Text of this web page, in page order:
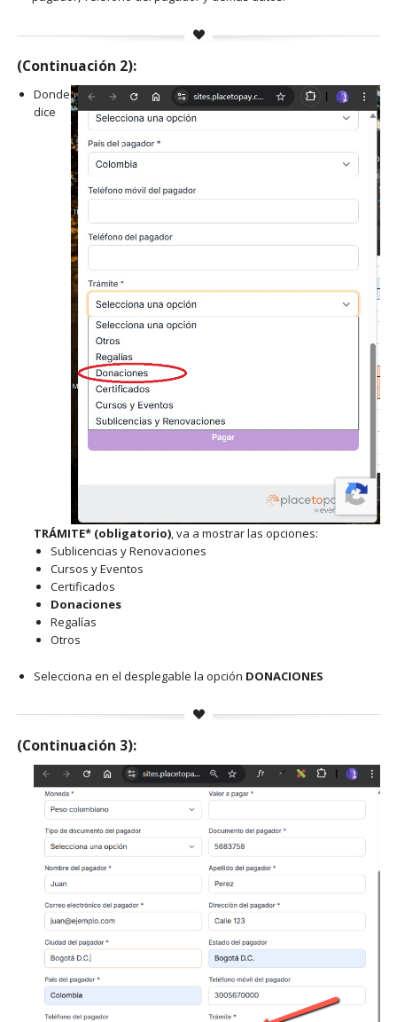
(Continuación 2):
Donde
dice
TRÁMITE* (obligatorio), va a mostrar las opciones:
Sublicencias y Renovaciones
Cursos y Eventos
Certificados
Donaciones
Regalías
Otros
Selecciona en el desplegable la opción DONACIONES
(Continuación 3):